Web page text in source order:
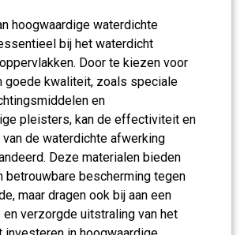
hoogwaardige waterdichte
bij het waterdicht
Door te kiezen voor
goede kwaliteit, zoals speciale
en
pleisters, kan de effectiviteit en
van de waterdichte afwerking
Deze materialen bieden
betrouwbare bescherming tegen
maar dragen ook bij aan een
verzorgde uitstraling van het